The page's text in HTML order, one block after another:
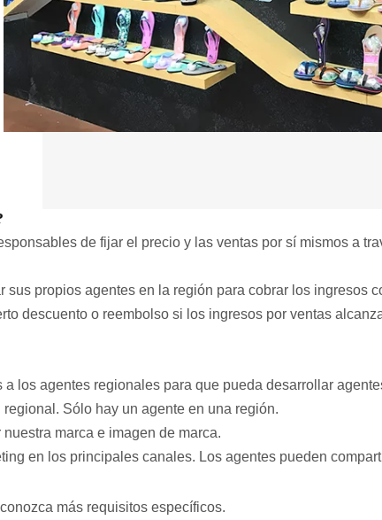
de fijar el precio y las ventas por sí mismos a
propios agentes en la región para cobrar los ingresos
descuento o reembolso si los ingresos por ventas
los agentes regionales para que pueda desarrollar
Sólo hay un agente en una región.
marca e imagen de marca.
en los principales canales. Los agentes pueden
más requisitos específicos.